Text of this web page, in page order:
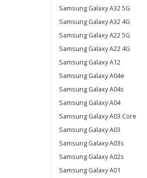
Samsung Galaxy A32 5G
Samsung Galaxy A32 4G
Samsung Galaxy A22 5G
Samsung Galaxy A22 4G
Samsung Galaxy A12
Samsung Galaxy A04e
Samsung Galaxy A04s
Samsung Galaxy A04
Samsung Galaxy A03 Core
Samsung Galaxy A03
Samsung Galaxy A03s
Samsung Galaxy A02s
Samsung Galaxy A01